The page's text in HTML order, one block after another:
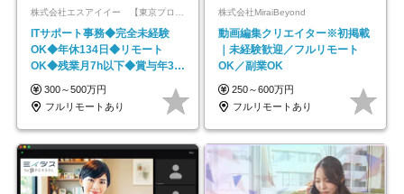
株式会社エスアイイー 【東京プロマーケット上場】
ITサポート事務◆完全未経験
OK◆年休134日◆リモート
OK◆残業月7h以下◆賞与年3回
◆5年目まで必ず昇給
300～500万円
フルリモートあり
株式会社MiraiBeyond
動画編集クリエイター※初掲載
｜未経験歓迎／フルリモート
OK／副業OK
250～600万円
フルリモートあり